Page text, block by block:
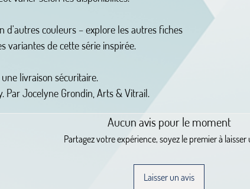
d'autres couleurs – explore les autres fiches
variantes de cette série inspirée.
livraison sécuritaire.
Par Jocelyne Grondin, Arts & Vitrail.
Aucun avis pour le moment
Partagez votre expérience, soyez le premier à laisser
Laisser un avis